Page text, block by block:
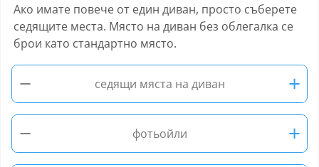
Ако имате повече от един диван, просто съберете
седящите места. Място на диван без облегалка се
брои като стандартно място.
− седящи мяста на диван
+
−
фотьойли
+